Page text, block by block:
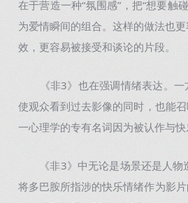
在于营造一种“氛围感”，把“想要触
为爱情瞬间的组合。这样的做法也
效，更容易被接受和谈论的片段。
《非3》也在强调情绪表达。一方
使观众看到过去影像的同时，也能
一心理学的专有名词因为被认作与
《非3》中无论是场景还是人物
将多巴胺所指涉的快乐情绪作为影片